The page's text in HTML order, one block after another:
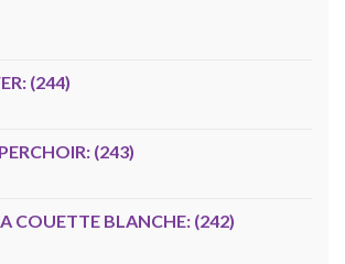
(244)
(243)
COUETTE BLANCHE: (242)